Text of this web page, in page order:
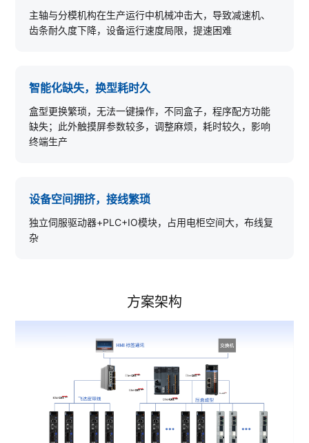
主轴与分模机构在生产运行中机械冲击大，导致减速机、
齿条耐久度下降，设备运行速度局限，提速困难
智能化缺失，换型耗时久
盒型更换繁琐，无法一键操作，不同盒子，程序配方功能
缺失；此外触摸屏参数较多，调整麻烦，耗时较久，影响
终端生产
设备空间拥挤，接线繁琐
独立伺服驱动器+PLC+IO模块，占用电柜空间大，布线复
杂
方案架构